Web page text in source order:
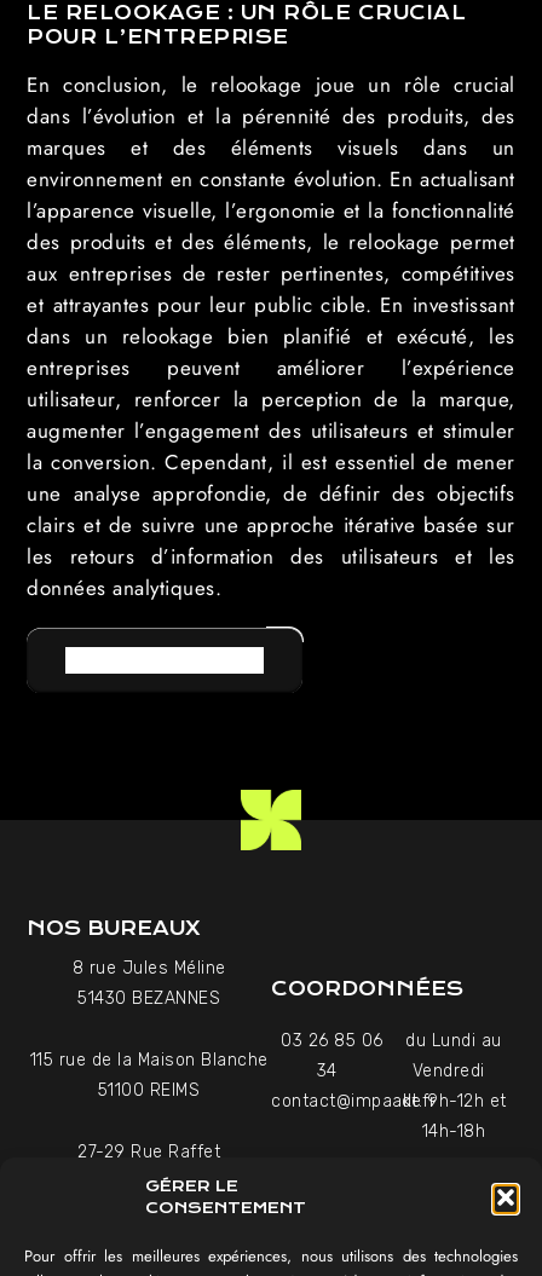
GÉRER LE
CONSENTEMENT
Pour offrir les meilleures expériences, nous utilisons des technologies
LE RELOOKAGE : UN RÔLE CRUCIAL
POUR L’ENTREPRISE
En conclusion, le relookage joue un rôle crucial
dans l’évolution et la pérennité des produits, des
marques et des éléments visuels dans un
environnement en constante évolution. En actualisant
l’apparence visuelle, l’ergonomie et la fonctionnalité
des produits et des éléments, le relookage permet
aux entreprises de rester pertinentes, compétitives
et attrayantes pour leur public cible. En investissant
dans un relookage bien planifié et exécuté, les
entreprises peuvent améliorer l’expérience
utilisateur, renforcer la perception de la marque,
augmenter l’engagement des utilisateurs et stimuler
la conversion. Cependant, il est essentiel de mener
une analyse approfondie, de définir des objectifs
clairs et de suivre une approche itérative basée sur
les retours d’information des utilisateurs et les
données analytiques.
NOS BUREAUX
8 rue Jules Méline
51430 BEZANNES
115 rue de la Maison Blanche
51100 REIMS
27-29 Rue Raffet
75016 PARIS
COORDONNÉES
03 26 85 06
34
contact@impaakt.fr
du Lundi au
Vendredi
de 9h-12h et
14h-18h
vous
NAVIGATION